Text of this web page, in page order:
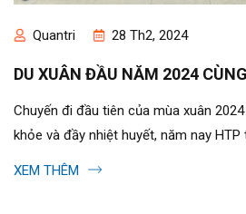
Quantri 28 Th2, 2024
DU XUÂN ĐẦU NĂM 2024
Chuyến đi đầu tiên của mùa xuân
khỏe và đầy nhiệt huyết, năm nay
nhiều địa điểm...
XEM THÊM